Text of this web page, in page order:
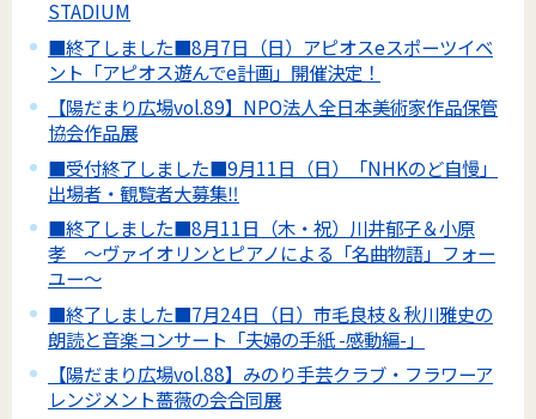
STADIUM
■終了しました■8月7日（日）アピオスeスポーツイベ
ント「アピオス遊んでe計画」開催決定！
【陽だまり広場vol.89】NPO法人全日本美術家作品保管
協会作品展
■受付終了しました■9月11日（日）「NHKのど自慢」
出場者・観覧者大募集‼
■終了しました■8月11日（木・祝）川井郁子＆小原
孝 ～ヴァイオリンとピアノによる「名曲物語」フォー
ユー～
■終了しました■7月24日（日）市毛良枝＆秋川雅史の
朗読と音楽コンサート「夫婦の手紙 -感動編-」
【陽だまり広場vol.88】みのり手芸クラブ・フラワーア
レンジメント薔薇の会合同展